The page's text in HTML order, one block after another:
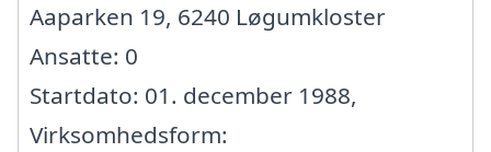
Aaparken 19, 6240 Løgumkloster
Ansatte: 0
Startdato: 01. december 1988,
Virksomhedsform: